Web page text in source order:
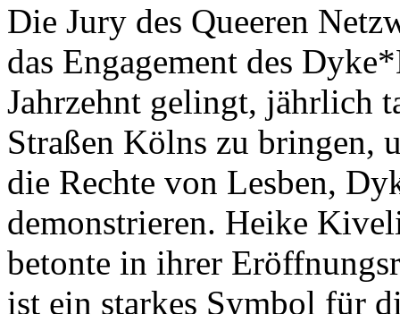
Die Jury des Queeren
das Engagement des
Jahrzehnt gelingt, jährlich
Straßen Kölns zu bringen,
die Rechte von Lesben,
demonstrieren. Heike
betonte in ihrer
ist ein starkes Symbol für